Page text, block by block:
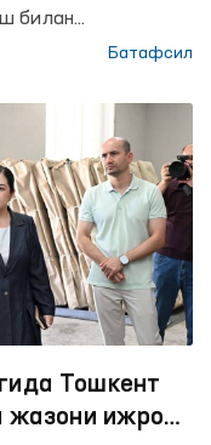
билан
меҳнатБатафсил
Тошкент
жазони ижро